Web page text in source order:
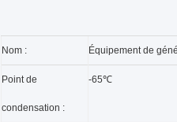
Nom : Équipement de
Point de
condensation :
-65℃